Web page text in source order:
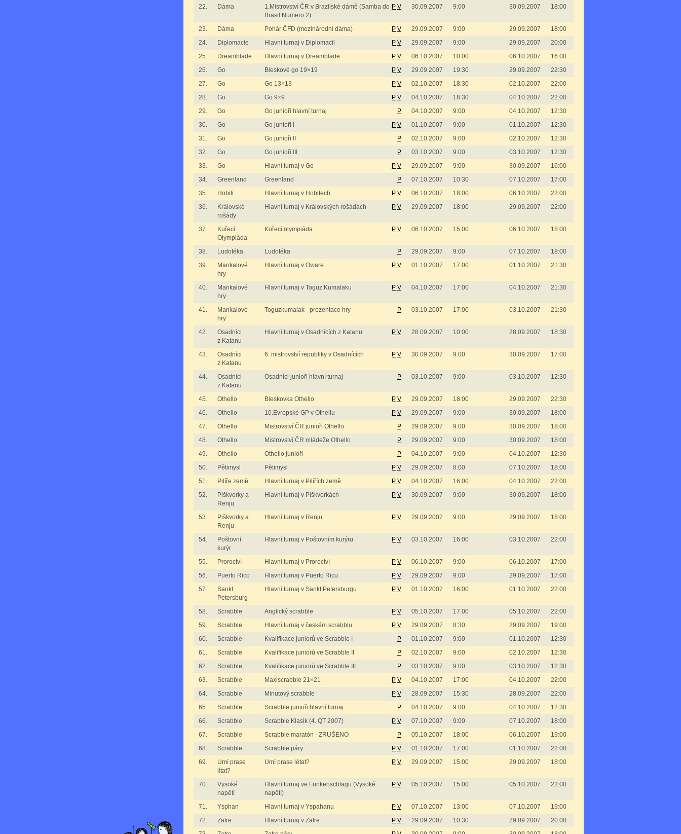
22.
Dáma
1.Mistrovství ČR v Brazilské dámě (Samba do
Brasil Numero 2)
P V 30.09.2007 9:00 30.09.2007 18:00
23. Dáma Pohár ČFD (mezinárodní dáma) P V 29.09.2007 9:00 29.09.2007
18:00
24.
Diplomacie Hlavní turnaj v Diplomacii P V 29.09.2007 9:00 29.09.2007
20:00
25.
Dreamblade Hlavní turnaj v Dreamblade P V 06.10.2007 10:00 06.10.2007
16:00
26.
Go Bleskové go 19×19 P V 29.09.2007 19:30 29.09.2007
22:30
27.
Go Go 13×13 P V 02.10.2007 18:30 02.10.2007
22:00
28.
Go Go 9×9 P V 04.10.2007 18:30 04.10.2007
22:00
29.
Go Go junioři hlavní turnaj P 04.10.2007 9:00 04.10.2007
12:30
30.
Go Go junioři I P V 01.10.2007 9:00 01.10.2007
12:30
31.
Go Go junioři II P 02.10.2007 9:00 02.10.2007
12:30
32.
Go Go junioři III P 03.10.2007 9:00 03.10.2007
12:30
33.
Go Hlavní turnaj v Go P V 29.09.2007 9:00 30.09.2007
16:00
34.
Greenland Greenland P 07.10.2007 10:30 07.10.2007
17:00
35.
Hobiti Hlavní turnaj v Hobitech P V 06.10.2007 18:00 06.10.2007
22:00
36.
Královské
rošády
Hlavní turnaj v Královských rošádách P V 29.09.2007 18:00 29.09.2007 22:00
37.
Kuřecí
Olympiáda
Kuřecí olympiáda P V 06.10.2007 15:00 06.10.2007 18:00
38. Ludotéka Ludotéka P 29.09.2007 9:00 07.10.2007
18:00
39.
Mankalové
hry
Hlavní turnaj v Oware P V 01.10.2007 17:00 01.10.2007 21:30
40.
Mankalové
hry
Hlavní turnaj v Toguz Kumalaku P V 04.10.2007 17:00 04.10.2007 21:30
41.
Mankalové
hry
Toguzkumalak - prezentace hry P 03.10.2007 17:00 03.10.2007 21:30
42.
Osadníci
z Katanu
Hlavní turnaj v Osadnících z Katanu P V 28.09.2007 10:00 28.09.2007 18:30
43.
Osadníci
z Katanu
6. mistrovství republiky v Osadnících P V 30.09.2007 9:00 30.09.2007 17:00
44.
Osadníci
z Katanu
Osadníci junioři hlavní turnaj P 03.10.2007 9:00 03.10.2007 12:30
45. Othello Bleskovka Othello P V 29.09.2007 18:00 29.09.2007
22:30
46.
Othello 10.Evropské GP v Othellu P V 29.09.2007 9:00 30.09.2007
18:00
47.
Othello Mistrovství ČR junioři Othello P 29.09.2007 9:00 30.09.2007
18:00
48.
Othello Mistrovství ČR mládeže Othello P 29.09.2007 9:00 30.09.2007
18:00
49.
Othello Othello junioři P 04.10.2007 9:00 04.10.2007
12:30
50.
Pětimysl Pětimysl P V 29.09.2007 8:00 07.10.2007
18:00
51.
Pilíře země Hlavní turnaj v Pilířích země P V 04.10.2007 16:00 04.10.2007
22:00
52.
Piškvorky a
Renju
Hlavní turnaj v Piškvorkách P V 30.09.2007 9:00 30.09.2007 18:00
53.
Piškvorky a
Renju
Hlavní turnaj v Renju P V 29.09.2007 9:00 29.09.2007 18:00
54.
Poštovní
kurýr
Hlavní turnaj v Poštovním kurýru P V 03.10.2007 16:00 03.10.2007 22:00
55. Proroctví Hlavní turnaj v Proroctví P V 06.10.2007 9:00 06.10.2007
17:00
56.
Puerto Rico Hlavní turnaj v Puerto Ricu P V 29.09.2007 9:00 29.09.2007
17:00
57.
Sankt
Petersburg
Hlavní turnaj v Sankt Petersburgu P V 01.10.2007 16:00 01.10.2007 22:00
58. Scrabble Anglický scrabble P V 05.10.2007 17:00 05.10.2007
22:00
59.
Scrabble Hlavní turnaj v českém scrabblu P V 29.09.2007 8:30 29.09.2007
19:00
60.
Scrabble Kvalifikace juniorů ve Scrabble I P 01.10.2007 9:00 01.10.2007
12:30
61.
Scrabble Kvalifikace juniorů ve Scrabble II P 02.10.2007 9:00 02.10.2007
12:30
62.
Scrabble Kvalifikace juniorů ve Scrabble III P 03.10.2007 9:00 03.10.2007
12:30
63.
Scrabble Maxiscrabble 21×21 P V 04.10.2007 17:00 04.10.2007
22:00
64.
Scrabble Minutový scrabble P V 28.09.2007 15:30 28.09.2007
22:00
65.
Scrabble Scrabble junioři hlavní turnaj P 04.10.2007 9:00 04.10.2007
12:30
66.
Scrabble Scrabble Klasik (4. QT 2007) P V 07.10.2007 9:00 07.10.2007
18:00
67.
Scrabble Scrabble maratón - ZRUŠENO P 05.10.2007 18:00 06.10.2007
19:00
68.
Scrabble Scrabble páry P V 01.10.2007 17:00 01.10.2007
22:00
69.
Umí prase
lítat?
Umí prase létat? P V 29.09.2007 15:00 29.09.2007 18:00
70.
Vysoké
napětí
Hlavní turnaj ve Funkenschlagu (Vysoké
napětí)
P V 05.10.2007 15:00 05.10.2007 22:00
71. Ysphan Hlavní turnaj v Yspahanu P V 07.10.2007 13:00 07.10.2007
19:00
72.
Zatre Hlavní turnaj v Zatre P V 29.09.2007 10:30 29.09.2007
20:00